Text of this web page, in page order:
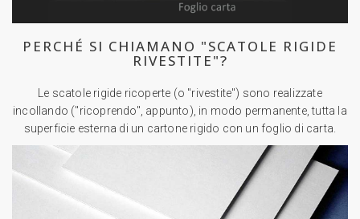
PERCHÉ SI CHIAMANO "SCATOLE RIGIDE
RIVESTITE"?
Le scatole rigide ricoperte (o "rivestite") sono realizzate
incollando ("ricoprendo", appunto), in modo permanente, tutta la
superficie esterna di un cartone rigido con un foglio di carta.